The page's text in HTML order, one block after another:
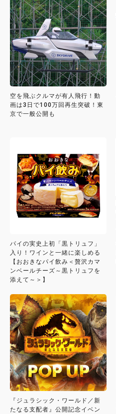
空を飛ぶクルマが有人飛行！動
画は3日で100万回再生突破！東
京で一般公開も
パイの実史上初「黒トリュフ」
入り！ワインと一緒に楽しめる
【おおきなパイ飲み＜贅沢カマ
ンベールチーズ～黒トリュフを
添えて～＞】
『ジュラシック・ワールド／新
たなる支配者』公開記念イベン